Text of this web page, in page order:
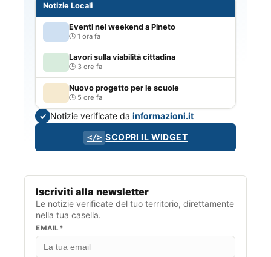
Notizie Locali
Eventi nel weekend a Pineto
1 ora fa
Lavori sulla viabilità cittadina
3 ore fa
Nuovo progetto per le scuole
5 ore fa
✓ Notizie verificate dainformazioni.it
</> SCOPRI IL WIDGET
Iscriviti alla newsletter
Le notizie verificate del tuo territorio, direttamente
nella tua casella.
EMAIL*